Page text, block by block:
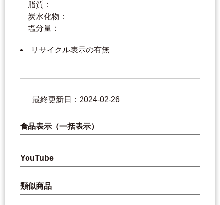
脂質：
炭水化物：
塩分量：
リサイクル表示の有無
最終更新日：2024-02-26
食品表示（一括表示）
YouTube
類似商品